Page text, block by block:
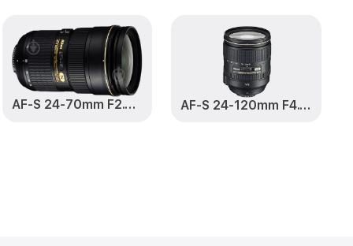
Nikkor
от 1800₽ Заказать
AF Micro-
от 1100₽ Заказать
Nikkor
AF-S 24-70mm F2.8 G ED Nikkor AF-S 24-120mm F4.0 G ED VR Nikkor